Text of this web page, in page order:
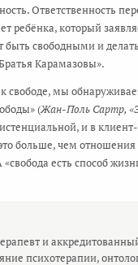
Ответственность
ребёнка, который
свободными и
Карамазовы».
свободе, мы
(Жан-Поль Сартр,
и в
больше, чем
есть способ
и
психотерапии,